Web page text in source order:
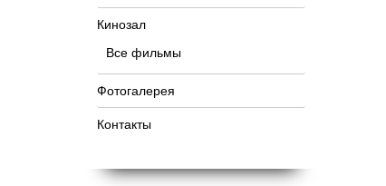
Кинозал
Все фильмы
Фотогалерея
Контакты